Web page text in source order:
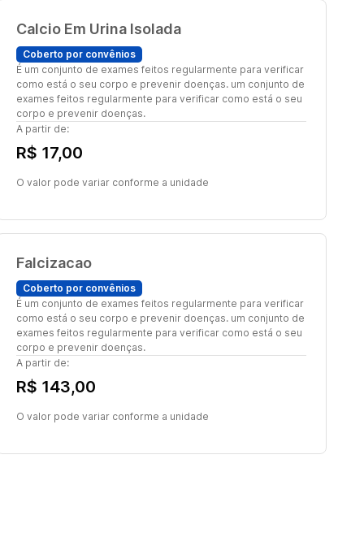
Calcio Em Urina Isolada
Coberto por convênios
É um conjunto de exames feitos regularmente para verificar
como está o seu corpo e prevenir doenças. um conjunto de
exames feitos regularmente para verificar como está o seu
corpo e prevenir doenças.
A partir de:
R$ 17,00
O valor pode variar conforme a unidade
Falcizacao
Coberto por convênios
É um conjunto de exames feitos regularmente para verificar
como está o seu corpo e prevenir doenças. um conjunto de
exames feitos regularmente para verificar como está o seu
corpo e prevenir doenças.
A partir de:
R$ 143,00
O valor pode variar conforme a unidade